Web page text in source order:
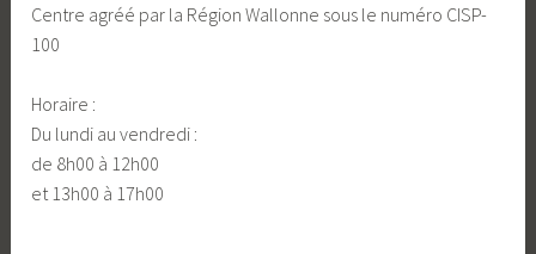
Centre agréé par la Région Wallonne sous le numéro CISP-
100
Horaire :
Du lundi au vendredi :
de 8h00 à 12h00
et 13h00 à 17h00